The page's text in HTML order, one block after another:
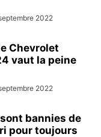
2022
Chevrolet
vaut la peine
2022
bannies de
pour toujours